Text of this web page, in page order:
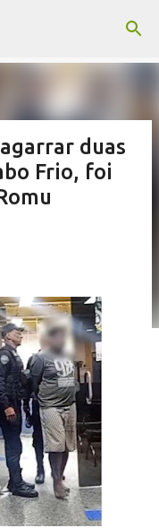
duas
Frio, foi